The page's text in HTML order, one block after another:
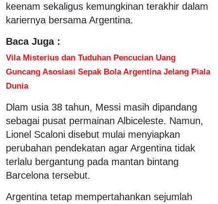
keenam sekaligus kemungkinan terakhir dalam
kariernya bersama Argentina.
Baca Juga :
Vila Misterius dan Tuduhan Pencucian Uang
Guncang Asosiasi Sepak Bola Argentina Jelang Piala
Dunia
Dlam usia 38 tahun, Messi masih dipandang
sebagai pusat permainan Albiceleste. Namun,
Lionel Scaloni disebut mulai menyiapkan
perubahan pendekatan agar Argentina tidak
terlalu bergantung pada mantan bintang
Barcelona tersebut.
Argentina tetap mempertahankan sejumlah